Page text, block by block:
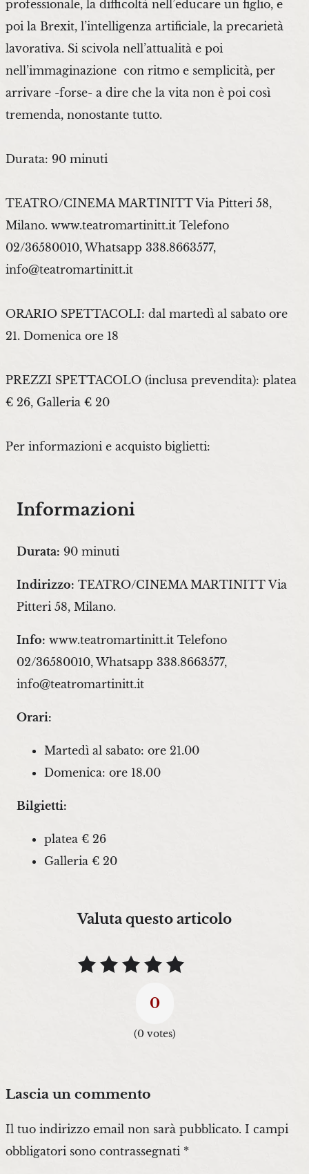
professionale, la difficoltà nell’educare un figlio, e
poi la Brexit, l’intelligenza artificiale, la precarietà
lavorativa. Si scivola nell’attualità e poi
nell’immaginazione con ritmo e semplicità, per
arrivare -forse- a dire che la vita non è poi così
tremenda, nonostante tutto.
Durata: 90 minuti
TEATRO/CINEMA MARTINITT Via Pitteri 58,
Milano. www.teatromartinitt.it Telefono
02/36580010, Whatsapp 338.8663577,
info@teatromartinitt.it
ORARIO SPETTACOLI: dal martedì al sabato ore
21. Domenica ore 18
PREZZI SPETTACOLO (inclusa prevendita): platea
€ 26, Galleria € 20
Per informazioni e acquisto biglietti:
Informazioni
Durata: 90 minuti
Indirizzo: TEATRO/CINEMA MARTINITT Via
Pitteri 58, Milano.
Info: www.teatromartinitt.it Telefono
02/36580010, Whatsapp 338.8663577,
info@teatromartinitt.it
Orari:
Martedì al sabato: ore 21.00
Domenica: ore 18.00
Bilgietti:
platea € 26
Galleria € 20
Valuta questo articolo
0
(0votes)
Lascia un commento
Il tuo indirizzo email non sarà pubblicato. I campi
obbligatori sono contrassegnati *